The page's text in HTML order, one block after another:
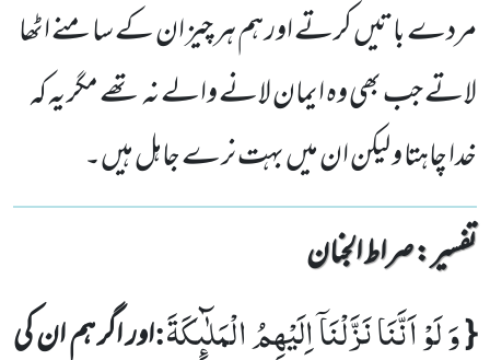
مردے باتیں کرتے اور ہم ہر چیز ان کے سامنے اٹھا
لاتے جب بھی وہ ایمان لانے والے نہ تھے مگر یہ کہ
خدا چاہتا و لیکن ان میں بہت نرے جاہل ہیں۔
تفسیر : ‎صراط الجنان
{وَ لَوْ اَنَّنَا نَزَّلْنَاۤ اِلَیْهِمُ الْمَلٰٓىٕكَةَ:اور اگر ہم ان کی